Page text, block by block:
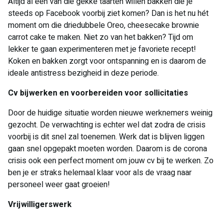
steeds op Facebook voorbij ziet komen? Dan is het nu hét
moment om die driedubbele Oreo, cheesecake brownie
carrot cake te maken. Niet zo van het bakken? Tijd om
lekker te gaan experimenteren met je favoriete recept!
Koken en bakken zorgt voor ontspanning en is daarom de
ideale antistress bezigheid in deze periode.
Cv bijwerken en voorbereiden voor sollicitaties
Door de huidige situatie worden nieuwe werknemers weinig
gezocht. De verwachting is echter wel dat zodra de crisis
voorbij is dit snel zal toenemen. Werk dat is blijven liggen
gaan snel opgepakt moeten worden. Daarom is de corona
crisis ook een perfect moment om jouw cv bij te werken. Zo
ben je er straks helemaal klaar voor als de vraag naar
personeel weer gaat groeien!
Vrijwilligerswerk